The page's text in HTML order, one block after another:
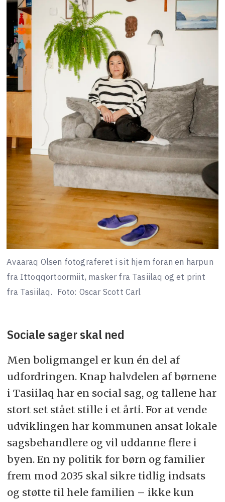
Avaaraq Olsen fotograferet i sit hjem foran en harpun
fra Ittoqqortoormiit, masker fra Tasiilaq og et print
fra Tasiilaq. Foto: Oscar Scott Carl
Sociale sager skal ned
Men boligmangel er kun én del af
udfordringen. Knap halvdelen af børnene
i Tasiilaq har en social sag, og tallene har
stort set stået stille i et årti. For at vende
udviklingen har kommunen ansat lokale
sagsbehandlere og vil uddanne flere i
byen. En ny politik for børn og familier
frem mod 2035 skal sikre tidlig indsats
og støtte til hele familien – ikke kun